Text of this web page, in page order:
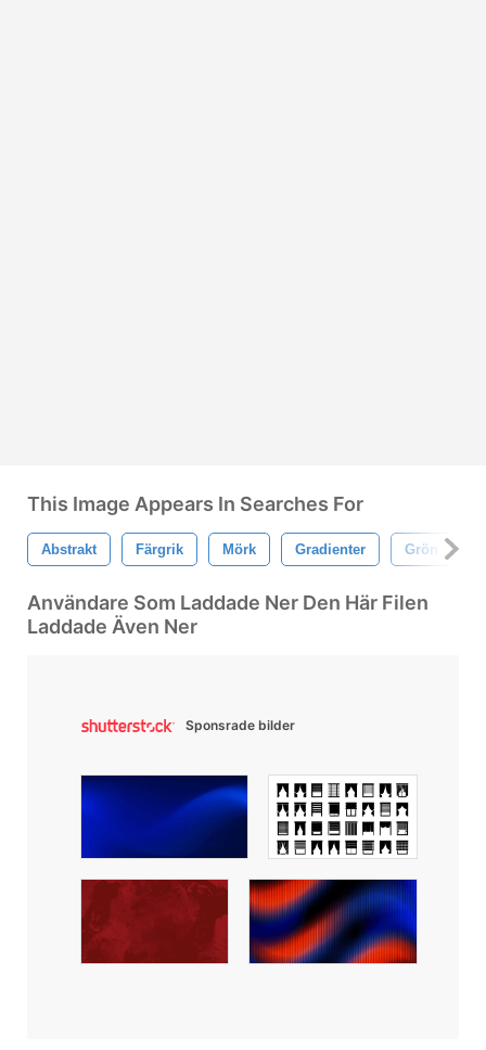
This Image Appears In Searches For
Abstrakt Färgrik Mörk Gradienter Grön
Användare Som Laddade Ner Den Här Filen
Laddade Även Ner
Sponsrade bilder